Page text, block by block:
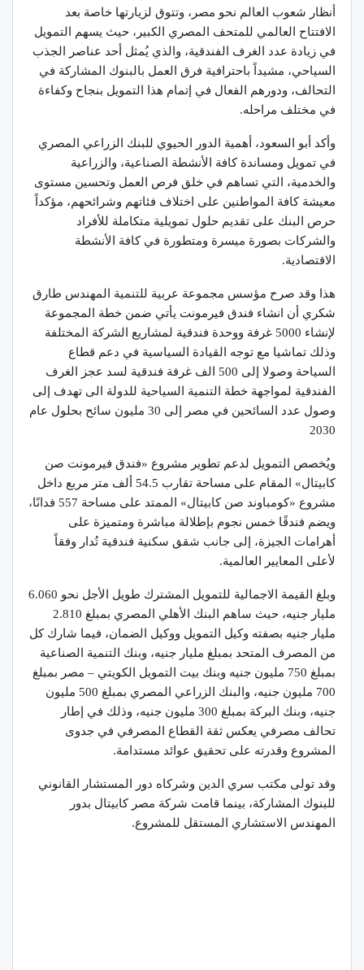
أنظار شعوب العالم نحو مصر، وتتوق لزيارتها خاصة بعد
الافتتاح العالمي للمتحف المصري الكبير، حيث يسهم التمويل
في زيادة عدد الغرف الفندقية، والذي يُمثل أحد عناصر الجذب
السياحي، مشيداً باحترافية فرق العمل بالبنوك المشاركة في
التحالف، ودورهم الفعال في إتمام هذا التمويل بنجاح وكفاءة
في مختلف مراحله.
وأكد أبو السعود، أهمية الدور الحيوي للبنك الزراعي المصري
في تمويل ومساندة كافة الأنشطة الصناعية، والزراعية
والخدمية، التي تساهم في خلق فرص العمل وتحسين مستوى
معيشة كافة المواطنين على اختلاف فئاتهم وشرائحهم، مؤكداً
حرص البنك على تقديم حلول تمويلية متكاملة للأفراد
والشركات بصورة ميسرة ومتطورة في كافة الأنشطة
الاقتصادية.
هذا وقد صرح مؤسس مجموعة عربية للتنمية المهندس طارق
شكري أن انشاء فندق فيرمونت يأتي ضمن خطة المجموعة
لإنشاء 5000 غرفة ووحدة فندقية لمشاريع الشركة المختلفة
وذلك تماشيا مع توجه القيادة السياسية في دعم قطاع
السياحة وصولا إلى 500 الف غرفة فندقية لسد عجز الغرف
الفندقية لمواجهة خطة التنمية السياحية للدولة الى تهدف إلى
وصول عدد السائحين في مصر إلى 30 مليون سائح بحلول عام
2030
ويُخصص التمويل لدعم تطوير مشروع «فندق فيرمونت صن
كابيتال» المقام على مساحة تقارب 54.5 ألف متر مربع داخل
مشروع «كومباوند صن كابيتال» الممتد على مساحة 557 فدانًا،
ويضم فندقًا خمس نجوم بإطلالة مباشرة ومتميزة على
أهرامات الجيزة، إلى جانب شقق سكنية فندقية تُدار وفقاً
لأعلى المعايير العالمية.
وبلغ القيمة الاجمالية للتمويل المشترك طويل الأجل نحو 6.060
مليار جنيه، حيث ساهم البنك الأهلي المصري بمبلغ 2.810
مليار جنيه بصفته وكيل التمويل ووكيل الضمان، فيما شارك كل
من المصرف المتحد بمبلغ مليار جنيه، وبنك التنمية الصناعية
بمبلغ 750 مليون جنيه وبنك بيت التمويل الكويتي – مصر بمبلغ
700 مليون جنيه، والبنك الزراعي المصري بمبلغ 500 مليون
جنيه، وبنك البركة بمبلغ 300 مليون جنيه، وذلك في إطار
تحالف مصرفي يعكس ثقة القطاع المصرفي في جدوى
المشروع وقدرته على تحقيق عوائد مستدامة.
وقد تولى مكتب سري الدين وشركاه دور المستشار القانوني
للبنوك المشاركة، بينما قامت شركة مصر كابيتال بدور
المهندس الاستشاري المستقل للمشروع.